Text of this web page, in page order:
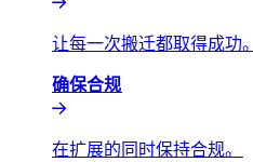
让每一次搬迁都取得成功。​​
确保合规​​
在扩展的同时保持合规。​​